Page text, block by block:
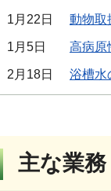
1月22日 動物取
1月5日 高病原
2月18日 浴槽水
主な業務